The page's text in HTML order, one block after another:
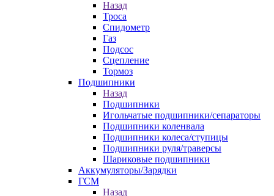
Назад
Троса
Спидометр
Газ
Подсос
Сцепление
Тормоз
Подшипники
Назад
Подшипники
Игольчатые подшипники/сепараторы
Подшипники коленвала
Подшипники колеса/ступицы
Подшипники руля/траверсы
Шариковые подшипники
Аккумуляторы/Зарядки
ГСМ
Назад